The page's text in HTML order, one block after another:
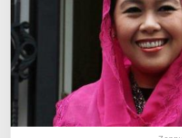
r
d
a
r
K
o
m
s